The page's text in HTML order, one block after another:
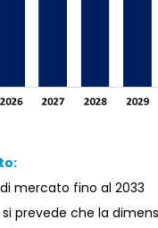
mercato fino al 2033
prevede che la